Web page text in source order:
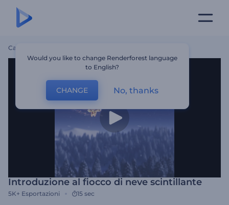
Casa
Introduzione al fiocco di neve scintillante
5K+ Esportazioni 15 sec
Would you like to change Renderforest language
to English?
CHANGE No, thanks